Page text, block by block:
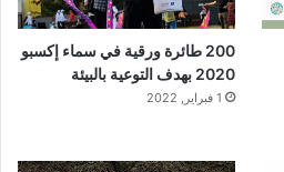
200 طائرة ورقية في سماء إكسبو
2020 بهدف التوعية بالبيئة
1 فبراير, 2022